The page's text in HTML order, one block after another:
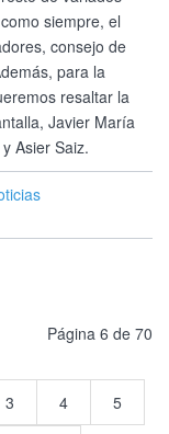
siempre, el
consejo de
para la
resaltar la
Javier María
Asier Saiz.
Página 6 de 70
3 4 5